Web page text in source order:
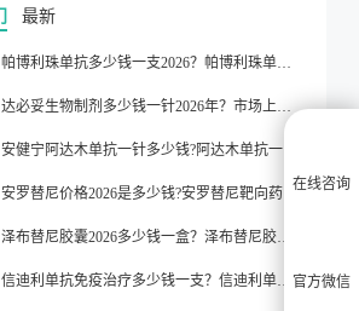
最新
帕博利珠单抗多少钱一支2026？帕博利珠单抗纳入医保了吗2026？
达必妥生物制剂多少钱一针2026年？市场上达必妥的价格为3160元/支左右
安健宁阿达木单抗一针多少钱?阿达木单抗一针价格在3000元左右
安罗替尼价格2026是多少钱?安罗替尼靶向药价格一般在2000元左右
泽布替尼胶囊2026多少钱一盒？泽布替尼胶囊的价格为5000元左右一盒
信迪利单抗免疫治疗多少钱一支？信迪利单抗免疫治疗的价格约为2843元一支
在线咨询
官方微信